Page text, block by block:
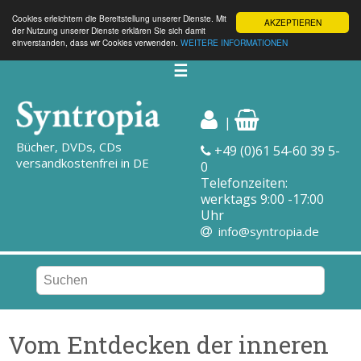
AKZEPTIEREN
Cookies erleichtern die Bereitstellung unserer Dienste. Mit
der Nutzung unserer Dienste erklären Sie sich damit
einverstanden, dass wir Cookies verwenden. WEITERE INFORMATIONEN
☰
Bücher, DVDs, CDs
versandkostenfrei in DE
|
+49 (0)61 54-60 39 5-
0
Telefonzeiten:
werktags 9:00 -17:00
Uhr
info@syntropia.de
Vom Entdecken der inneren